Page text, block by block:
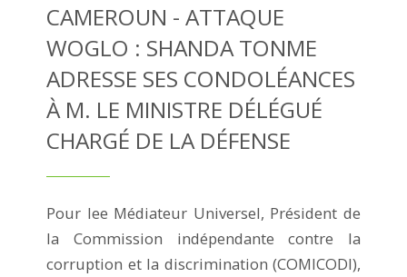
CAMEROUN - ATTAQUE
WOGLO : SHANDA TONME
ADRESSE SES CONDOLÉANCES
À M. LE MINISTRE DÉLÉGUÉ
CHARGÉ DE LA DÉFENSE
Pour lee Médiateur Universel, Président de
la Commission indépendante contre la
corruption et la discrimination (COMICODI),